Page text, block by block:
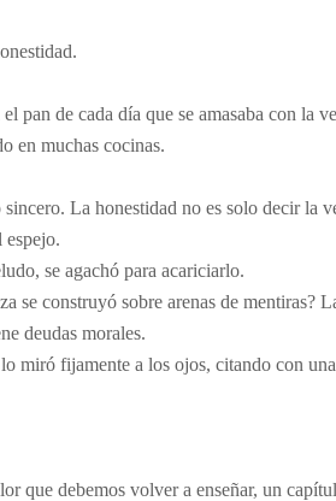
de cada día que se amasaba con la
en muchas cocinas.
La honestidad no es solo decir la
espejo.
se agachó para acariciarlo.
construyó sobre arenas de mentiras?
deudas morales.
miró fijamente a los ojos, citando con
debemos volver a enseñar, un